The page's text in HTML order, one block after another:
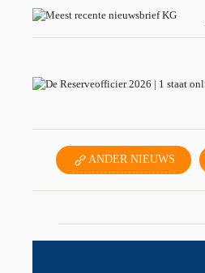
ANDER NIEUWS